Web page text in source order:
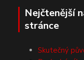
Nejčtenější
stránce
Skutečný